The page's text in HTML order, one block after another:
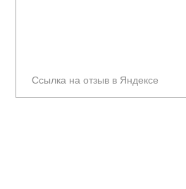
Ссылка на отзыв в Яндексе